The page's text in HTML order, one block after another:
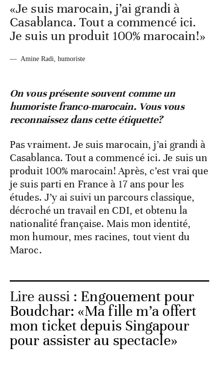
«Je suis marocain, j’ai grandi à
Casablanca. Tout a commencé ici.
Je suis un produit 100% marocain!»
— Amine Radi, humoriste
On vous présente souvent comme un
humoriste franco-marocain. Vous vous
reconnaissez dans cette étiquette?
Pas vraiment. Je suis marocain, j’ai grandi à
Casablanca. Tout a commencé ici. Je suis un
produit 100% marocain! Après, c’est vrai que
je suis parti en France à 17 ans pour les
études. J’y ai suivi un parcours classique,
décroché un travail en CDI, et obtenu la
nationalité française. Mais mon identité,
mon humour, mes racines, tout vient du
Maroc.
Lire aussi : Engouement pour
Boudchar: «Ma fille m’a offert
mon ticket depuis Singapour
pour assister au spectacle»